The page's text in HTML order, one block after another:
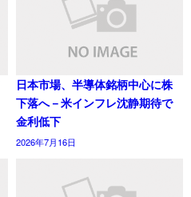
日本市場、半導体銘柄中心に株
下落へ－米インフレ沈静期待で
金利低下
2026年7月16日